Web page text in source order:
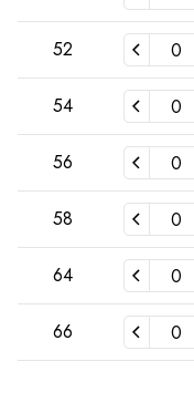
52
54
56
58
64
66